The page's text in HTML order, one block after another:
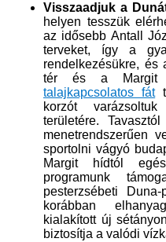
Visszaadjuk a
helyen tesszük
az idősebb Antall
terveket, így a
rendelkezésükre, és
tér és a Margit
talajkapcsolatos fát​
korzót
területére.
menetrendszerűen
sportolni vágyó
Margit hídtól
programunk
pesterzsébeti
korábban
kialakított új
biztosítja a valódi